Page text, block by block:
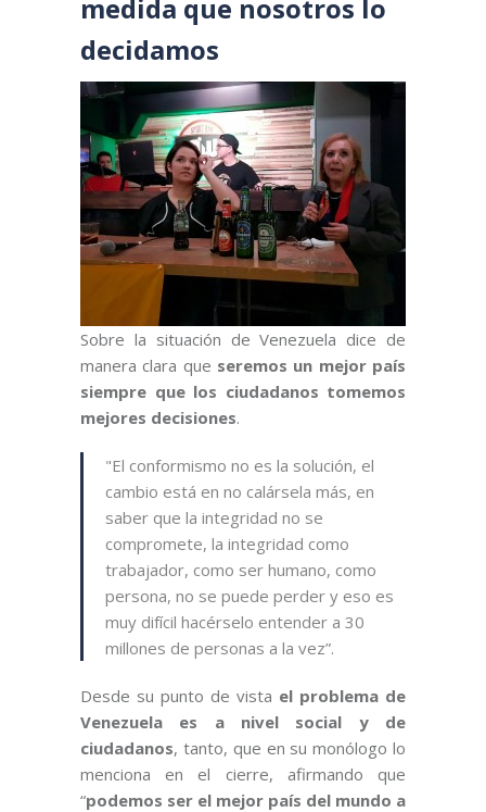
medida que nosotros lo
decidamos
Sobre la situación de Venezuela dice de
manera clara que seremos un mejor país
siempre que los ciudadanos tomemos
mejores decisiones.
"El conformismo no es la solución, el
cambio está en no calársela más, en
saber que la integridad no se
compromete, la integridad como
trabajador, como ser humano, como
persona, no se puede perder y eso es
muy difícil hacérselo entender a 30
millones de personas a la vez”.
Desde su punto de vista el problema de
Venezuela es a nivel social y de
ciudadanos, tanto, que en su monólogo lo
menciona en el cierre, afirmando que
“podemos ser el mejor país del mundo a